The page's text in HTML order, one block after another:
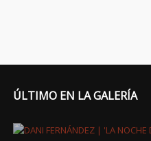
ÚLTIMO EN LA GALERÍA